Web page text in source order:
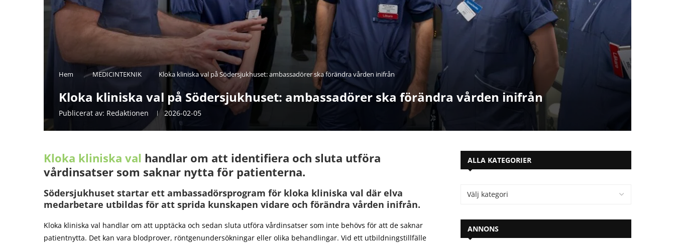
Hem MEDICINTEKNIK Kloka kliniska val på Södersjukhuset: ambassadörer ska förändra vården inifrån
Kloka kliniska val på Södersjukhuset: ambassadörer ska förändra vården inifrån
Publicerat av: Redaktionen 2026-02-05
Kloka kliniska val handlar om att identifiera och sluta utföra
vårdinsatser som saknar nytta för patienterna.
Södersjukhuset startar ett ambassadörsprogram för kloka kliniska val där elva
medarbetare utbildas för att sprida kunskapen vidare och förändra vården inifrån.
Kloka kliniska val handlar om att upptäcka och sedan sluta utföra vårdinsatser som inte behövs för att de saknar
patientnytta. Det kan vara blodprover, röntgenundersökningar eller olika behandlingar. Vid ett utbildningstillfälle
ALLA KATEGORIER
ANNONS